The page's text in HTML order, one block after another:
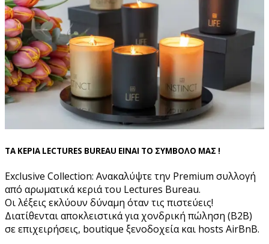
ΤΑ ΚΕΡΙΑ LECTURES BUREAU ΕΙΝΑΙ ΤΟ ΣΥΜΒΟΛΟ ΜΑΣ !
Exclusive Collection: Ανακαλύψτε την Premium συλλογή
από αρωματικά κεριά του Lectures Bureau.
Οι λέξεις εκλύουν δύναμη όταν τις πιστεύεις!
Διατίθενται αποκλειστικά για χονδρική πώληση (B2B)
σε επιχειρήσεις, boutique ξενοδοχεία και hosts AirBnB.